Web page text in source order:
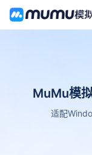
MuMu模
适配